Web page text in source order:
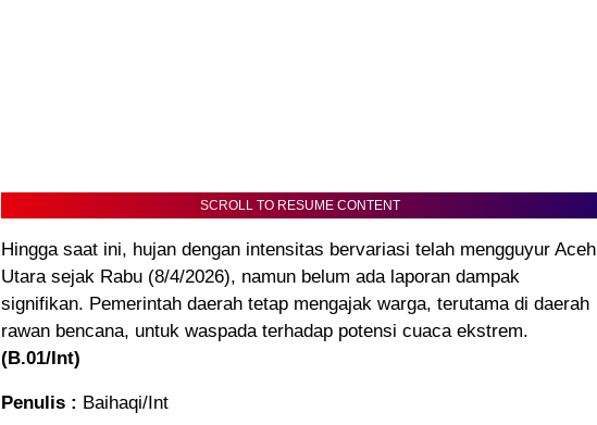
SCROLL TO RESUME CONTENT
Hingga saat ini, hujan dengan intensitas bervariasi telah mengguyur Aceh
Utara sejak Rabu (8/4/2026), namun belum ada laporan dampak
signifikan. Pemerintah daerah tetap mengajak warga, terutama di daerah
rawan bencana, untuk waspada terhadap potensi cuaca ekstrem.
(B.01/Int)
Penulis : Baihaqi/Int